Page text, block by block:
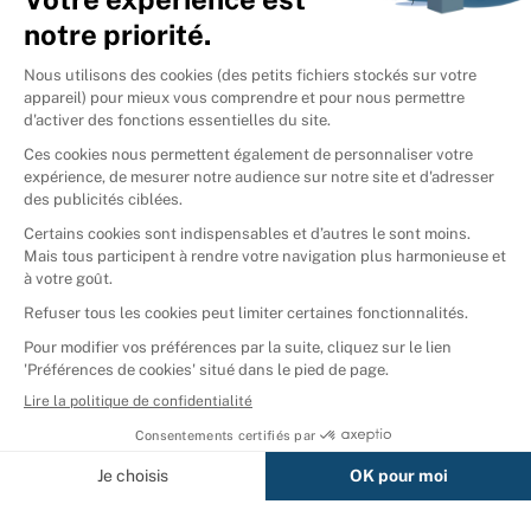
Afficher tous les résultats
🇪🇸Espagne
🇮🇹Italie
Donner vos livres
Ammareal © 2026